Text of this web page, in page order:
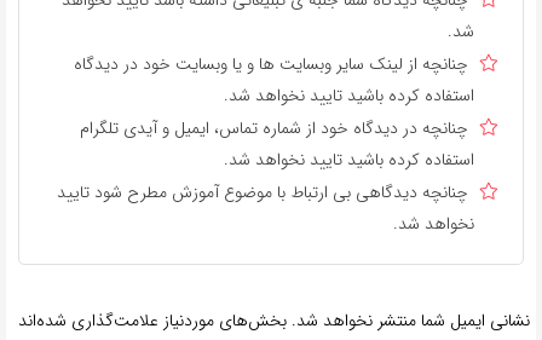
شد.
چنانچه از لینک سایر وبسایت ها و یا وبسایت خود در دیدگاه
استفاده کرده باشید تایید نخواهد شد.
چنانچه در دیدگاه خود از شماره تماس، ایمیل و آیدی تلگرام
استفاده کرده باشید تایید نخواهد شد.
چنانچه دیدگاهی بی ارتباط با موضوع آموزش مطرح شود تایید
نخواهد شد.
نشانی ایمیل شما منتشر نخواهد شد. بخش‌های موردنیاز علامت‌گذاری شده‌اند